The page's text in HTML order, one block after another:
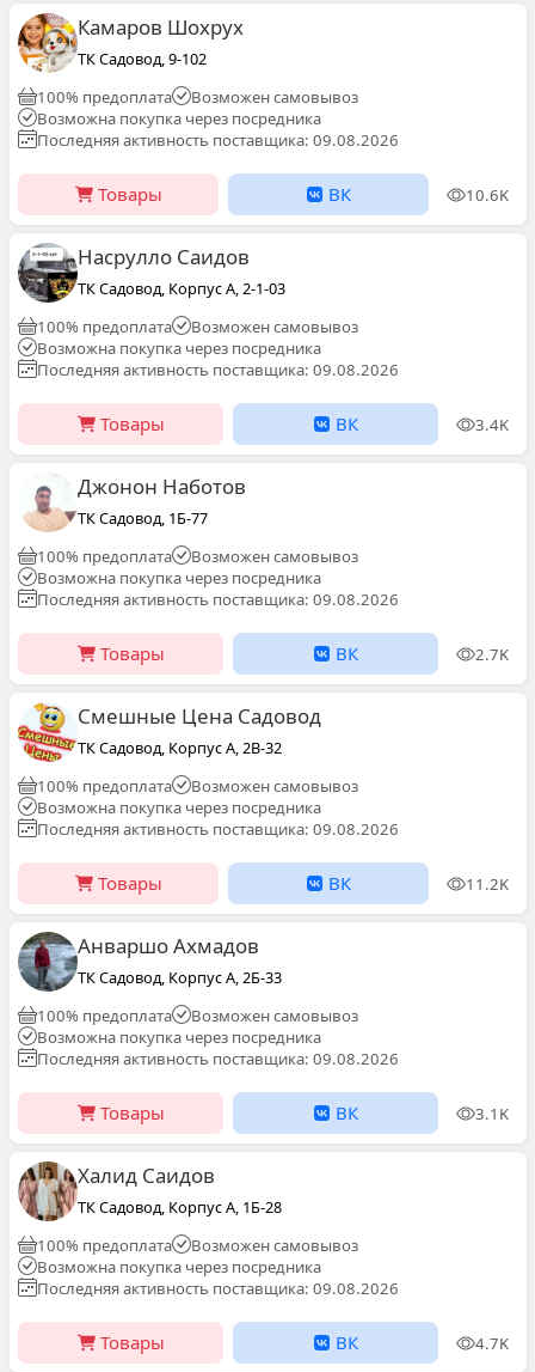
Камаров Шохрух
ТК Садовод, 9-102
100% предоплата
Возможен самовывоз
Возможна покупка через посредника
Последняя активность поставщика: 09.08.2026
Товары ВК 10.6K
Насрулло Саидов
ТК Садовод, Корпус А, 2-1-03
100% предоплата
Возможен самовывоз
Возможна покупка через посредника
Последняя активность поставщика: 09.08.2026
Товары ВК 3.4K
Джонон Наботов
ТК Садовод, 1Б-77
100% предоплата
Возможен самовывоз
Возможна покупка через посредника
Последняя активность поставщика: 09.08.2026
Товары ВК 2.7K
Смешные Цена Садовод
ТК Садовод, Корпус А, 2В-32
100% предоплата
Возможен самовывоз
Возможна покупка через посредника
Последняя активность поставщика: 09.08.2026
Товары ВК 11.2K
Анваршо Ахмадов
ТК Садовод, Корпус А, 2Б-33
100% предоплата
Возможен самовывоз
Возможна покупка через посредника
Последняя активность поставщика: 09.08.2026
Товары ВК 3.1K
Халид Саидов
ТК Садовод, Корпус А, 1Б-28
100% предоплата
Возможен самовывоз
Возможна покупка через посредника
Последняя активность поставщика: 09.08.2026
Товары ВК 4.7K